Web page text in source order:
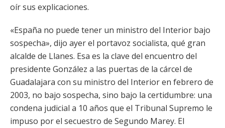
oír sus explicaciones.
«España no puede tener un ministro del Interior bajo
sospecha», dijo ayer el portavoz socialista, qué gran
alcalde de Llanes. Esa es la clave del encuentro del
presidente González a las puertas de la cárcel de
Guadalajara con su ministro del Interior en febrero de
2003, no bajo sospecha, sino bajo la certidumbre: una
condena judicial a 10 años que el Tribunal Supremo le
impuso por el secuestro de Segundo Marey. El